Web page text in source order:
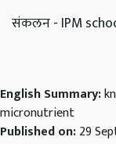
संकलन - IPM
English Summary:
micronutrient
Published on:29